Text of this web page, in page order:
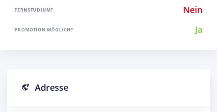
FERNSTUDIUM? Nein
PROMOTION MÖGLICH? Ja
Adresse